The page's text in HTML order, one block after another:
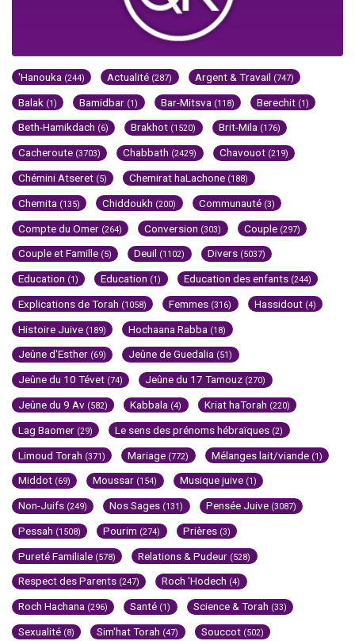
'Hanouka (244) Actualité (287) Argent & Travail (747)
Balak (1) Bamidbar (1) Bar-Mitsva (118) Berechit (1)
Beth-Hamikdach (6) Brakhot (1520) Brit-Mila (176)
Cacheroute (3703) Chabbath (2429) Chavouot (219)
Chémini Atseret (5) Chemirat haLachone (188)
Chemita (135) Chiddoukh (200) Communauté (3)
Compte du Omer (264) Conversion (303) Couple (297)
Couple et Famille (5) Deuil (1102) Divers (5037)
Education (1) Education (1) Education des enfants (244)
Explications de Torah (1058) Femmes (316) Hassidout (4)
Histoire Juive (189) Hochaana Rabba (18)
Jeûne d'Esther (69) Jeûne de Guedalia (51)
Jeûne du 10 Tévet (74) Jeûne du 17 Tamouz (270)
Jeûne du 9 Av (582) Kabbala (4) Kriat haTorah (220)
Lag Baomer (29) Le sens des prénoms hébraïques (2)
Limoud Torah (371) Mariage (772) Mélanges lait/viande (1)
Middot (69) Moussar (154) Musique juive (1)
Non-Juifs (249) Nos Sages (131) Pensée Juive (3087)
Pessah (1508) Pourim (274) Prières (3)
Pureté Familiale (578) Relations & Pudeur (528)
Respect des Parents (247) Roch 'Hodech (4)
Roch Hachana (296) Santé (1) Science & Torah (33)
Sexualité (8) Sim'hat Torah (47) Souccot (502)